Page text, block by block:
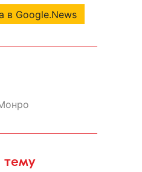
в Google.News
тему